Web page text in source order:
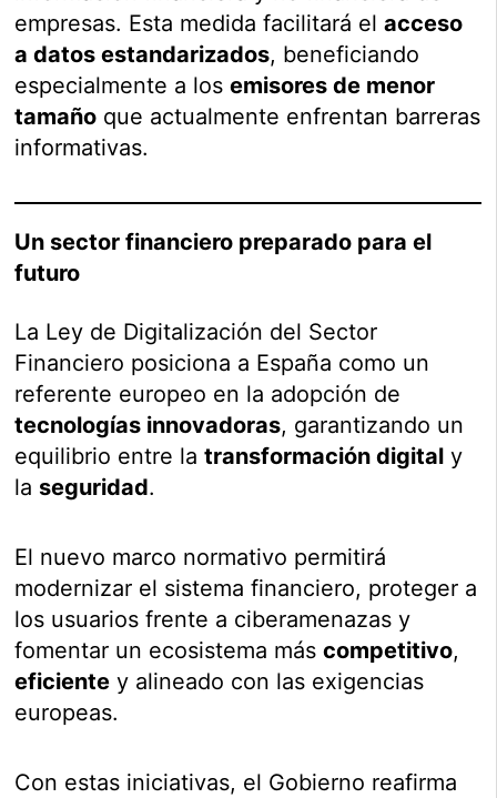
empresas. Esta medida facilitará elacceso
a datos estandarizados, beneficiando
especialmente a losemisores de menor
tamaño que actualmente enfrentan barreras
informativas.
Un sector financiero preparado para el
futuro
La Ley de Digitalización del Sector
Financiero posiciona a España como un
referente europeo en la adopción de
tecnologías innovadoras, garantizando un
equilibrio entre latransformación digital y
la seguridad.
El nuevo marco normativo permitirá
modernizar el sistema financiero, proteger a
los usuarios frente a ciberamenazas y
fomentar un ecosistema máscompetitivo,
eficiente y alineado con las exigencias
europeas.
Con estas iniciativas, el Gobierno reafirma